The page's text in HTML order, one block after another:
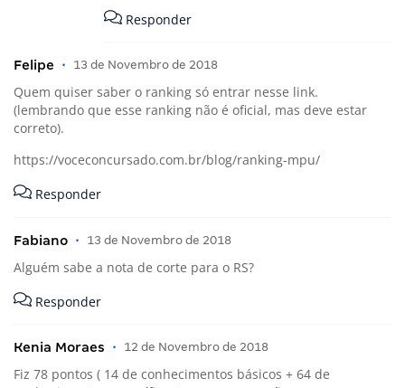
Responder
Felipe • 13 de Novembro de 2018
Quem quiser saber o ranking só entrar nesse link.
(lembrando que esse ranking não é oficial, mas deve estar
correto).
https://voceconcursado.com.br/blog/ranking-mpu/
Responder
Fabiano • 13 de Novembro de 2018
Alguém sabe a nota de corte para o RS?
Responder
Kenia Moraes • 12 de Novembro de 2018
Fiz 78 pontos ( 14 de conhecimentos básicos + 64 de